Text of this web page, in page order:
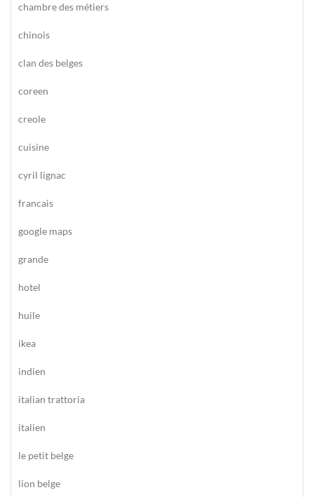
chambre des métiers
chinois
clan des belges
coreen
creole
cuisine
cyril lignac
francais
google maps
grande
hotel
huile
ikea
indien
italian trattoria
italien
le petit belge
lion belge